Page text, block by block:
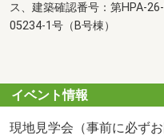
ス、建築確認番号：第HPA-
05234-1号（B号棟）
イベント情報
現地見学会（事前に必ず